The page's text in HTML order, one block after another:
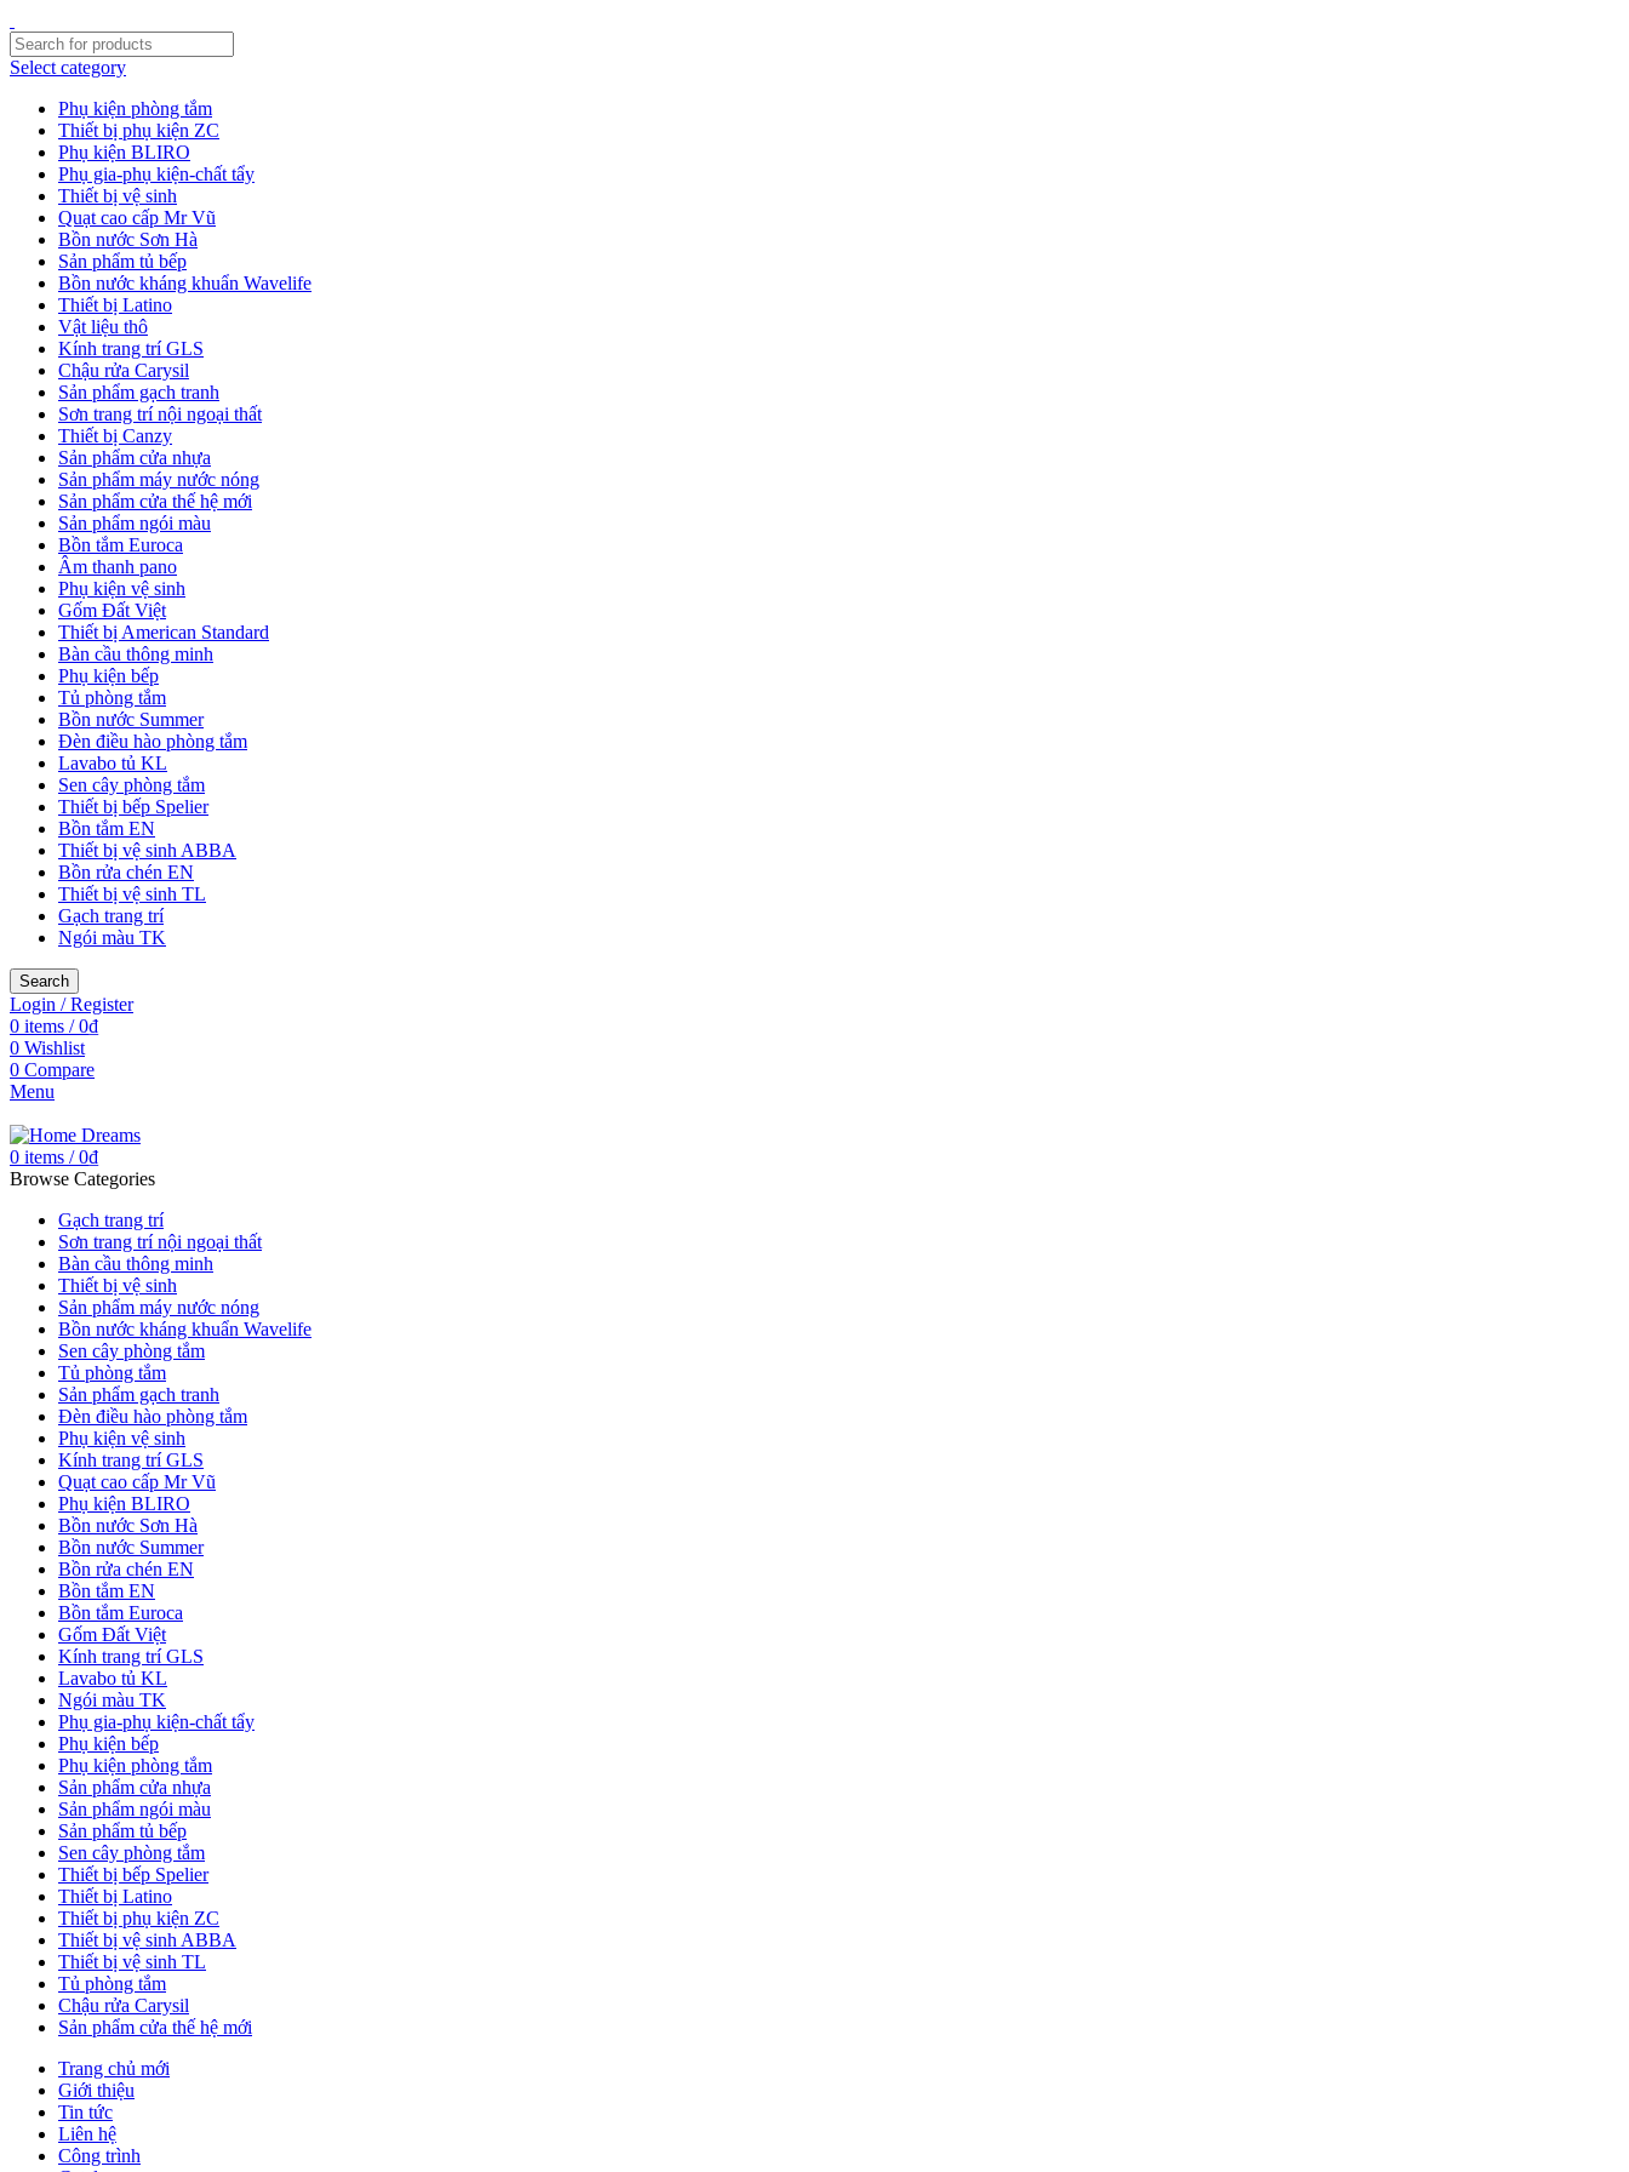
Select category
Phụ kiện phòng tắm
Thiết bị phụ kiện ZC
Phụ kiện BLIRO
Phụ gia-phụ kiện-chất tẩy
Thiết bị vệ sinh
Quạt cao cấp Mr Vũ
Bồn nước Sơn Hà
Sản phẩm tủ bếp
Bồn nước kháng khuẩn Wavelife
Thiết bị Latino
Vật liệu thô
Kính trang trí GLS
Chậu rửa Carysil
Sản phẩm gạch tranh
Sơn trang trí nội ngoại thất
Thiết bị Canzy
Sản phẩm cửa nhựa
Sản phẩm máy nước nóng
Sản phẩm cửa thế hệ mới
Sản phẩm ngói màu
Bồn tắm Euroca
Âm thanh pano
Phụ kiện vệ sinh
Gốm Đất Việt
Thiết bị American Standard
Bàn cầu thông minh
Phụ kiện bếp
Tủ phòng tắm
Bồn nước Summer
Đèn điều hào phòng tắm
Lavabo tủ KL
Sen cây phòng tắm
Thiết bị bếp Spelier
Bồn tắm EN
Thiết bị vệ sinh ABBA
Bồn rửa chén EN
Thiết bị vệ sinh TL
Gạch trang trí
Ngói màu TK
Search
Login / Register
0 items / 0₫
0 Wishlist
0 Compare
Menu
0 items / 0₫
Browse Categories
Gạch trang trí
Sơn trang trí nội ngoại thất
Bàn cầu thông minh
Thiết bị vệ sinh
Sản phẩm máy nước nóng
Bồn nước kháng khuẩn Wavelife
Sen cây phòng tắm
Tủ phòng tắm
Sản phẩm gạch tranh
Đèn điều hào phòng tắm
Phụ kiện vệ sinh
Kính trang trí GLS
Quạt cao cấp Mr Vũ
Phụ kiện BLIRO
Bồn nước Sơn Hà
Bồn nước Summer
Bồn rửa chén EN
Bồn tắm EN
Bồn tắm Euroca
Gốm Đất Việt
Kính trang trí GLS
Lavabo tủ KL
Ngói màu TK
Phụ gia-phụ kiện-chất tẩy
Phụ kiện bếp
Phụ kiện phòng tắm
Sản phẩm cửa nhựa
Sản phẩm ngói màu
Sản phẩm tủ bếp
Sen cây phòng tắm
Thiết bị bếp Spelier
Thiết bị Latino
Thiết bị phụ kiện ZC
Thiết bị vệ sinh ABBA
Thiết bị vệ sinh TL
Tủ phòng tắm
Chậu rửa Carysil
Sản phẩm cửa thế hệ mới
Trang chủ mới
Giới thiệu
Tin tức
Liên hệ
Công trình